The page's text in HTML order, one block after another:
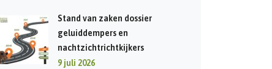
Stand van zaken dossier
geluiddempers en
nachtzichtrichtkijkers
9 juli 2026